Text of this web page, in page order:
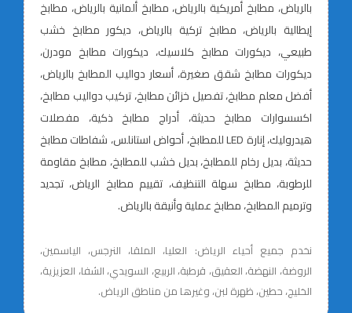
بالرياض، مطابخ أمريكية بالرياض، مطابخ ألمانية بالرياض، مطابخ
إيطالية بالرياض، مطابخ تركية بالرياض، ديكور مطابخ خشب
طبيعي، ديكورات مطابخ كلاسيك، ديكورات مطابخ مودرن،
ديكورات مطابخ شقق صغيرة، أسعار دواليب المطابخ بالرياض،
أفضل معلم مطابخ، تفصيل خزائن مطابخ، تركيب دواليب مطابخ،
اكسسوارات مطابخ حديثة، أدراج مطابخ ذكية، مفصلات
هيدروليك، إنارة LED للمطابخ، أحواض استانلس، شفاطات مطابخ
حديثة، بديل رخام للمطابخ، بديل خشب للمطابخ، مطابخ مقاومة
للرطوبة، مطابخ سهلة التنظيف، تقييم مطابخ الرياض، تجديد
وترميم المطابخ، مطابخ عملية وأنيقة بالرياض.
نخدم جميع أحياء الرياض: العليا، الملقا، النرجس، الياسمين،
الروضة، النهضة، العقيق، قرطبة، الربيع، السويدي، الشفا، العزيزية،
الخليج، حطين، ظهرة لبن، وغيرها من مناطق الرياض.